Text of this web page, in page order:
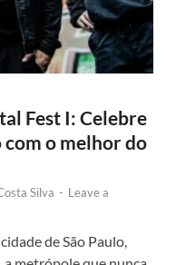
Fest I: Celebre
com o melhor do
Silva - Leave a
de São Paulo,